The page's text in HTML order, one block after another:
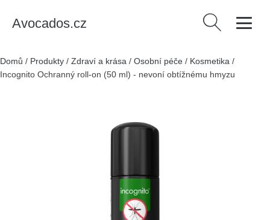
Avocados.cz Vyhledávání
Domů / Produkty / Zdraví a krása / Osobní péče / Kosmetika /
Incognito Ochranný roll-on (50 ml) - nevoní obtížnému hmyzu